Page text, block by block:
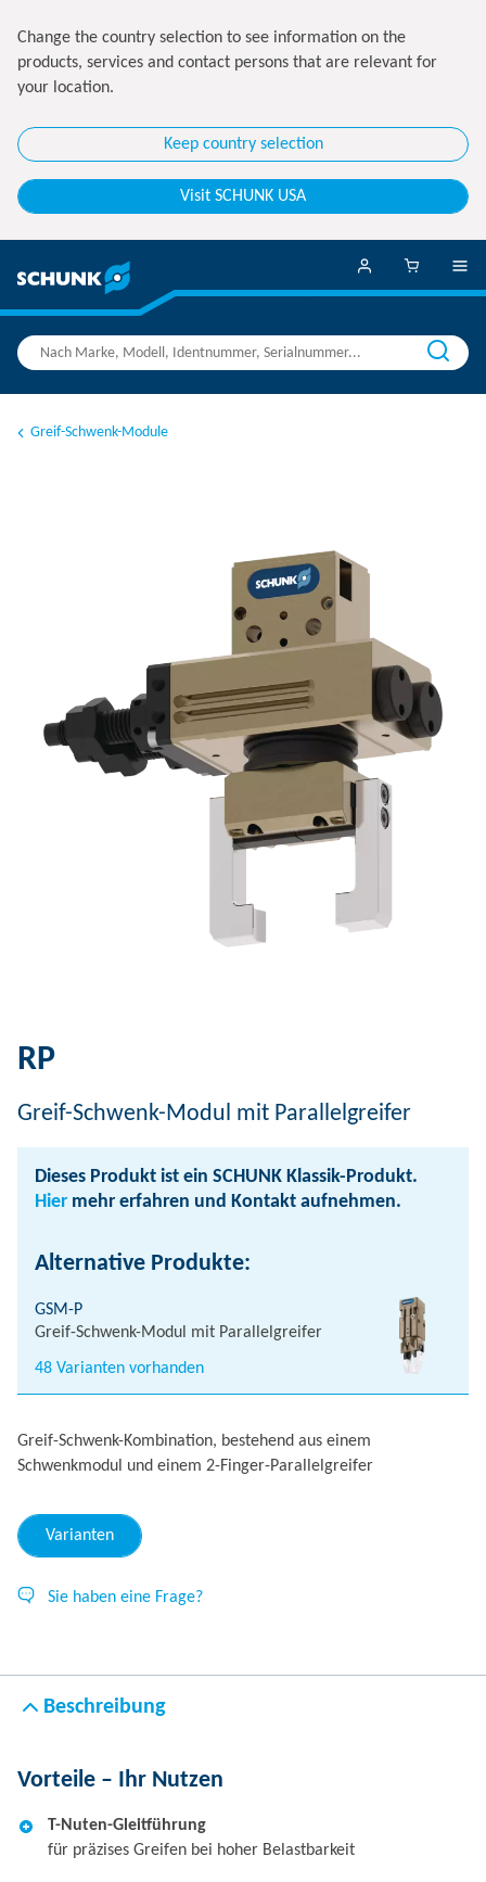
Change the country selection to see information on the
products, services and contact persons that are relevant for
your location.
Keep country selection
Visit SCHUNK USA
Greif-Schwenk-Module
RP
Greif-Schwenk-Modul mit Parallelgreifer
Dieses Produkt ist ein SCHUNK Klassik-Produkt.
Hier mehr erfahren und Kontakt aufnehmen.
Alternative Produkte:
GSM-P
Greif-Schwenk-Modul mit Parallelgreifer
48 Varianten vorhanden
Greif-Schwenk-Kombination, bestehend aus einem
Schwenkmodul und einem 2-Finger-Parallelgreifer
Varianten
Sie haben eine Frage?
Beschreibung
Vorteile – Ihr Nutzen
T-Nuten-Gleitführung
für präzises Greifen bei hoher Belastbarkeit